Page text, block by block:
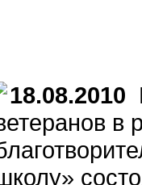
18.08.2010
в